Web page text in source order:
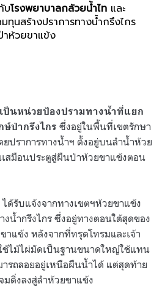
บโรงพยาบาลกล้วยน้ำไท และ
ทุนสร้างปราการทางน้ำกรึงไกร
ห้วยขาแข้ง
เป็นหน่วยป้องปรามทางน้ำที่แยก
ป่ากรึงไกร ซึ่งอยู่ในพื้นที่เขตรักษา
ปราการทางน้ำฯ ตั้งอยู่บนลำน้ำห้วย
สมือนประตูสู่ผืนป่าห้วยขาแข้งตอน
ด้รับแจ้งจากทางเขตฯห้วยขาแข้ง
งน้ำกรึงไกร ซึ่งอยู่ทางตอนใต้สุดของ
แข้ง หลังจากที่ทรุดโทรมและเจ้า
ช้ไม้ไผ่มัดเป็นฐานขนาดใหญ่ใช้แทน
รถลอยอยู่เหนือผืนน้ำได้ แต่สุดท้าย
มดิ่งลงสู่ลำห้วยขาแข้ง